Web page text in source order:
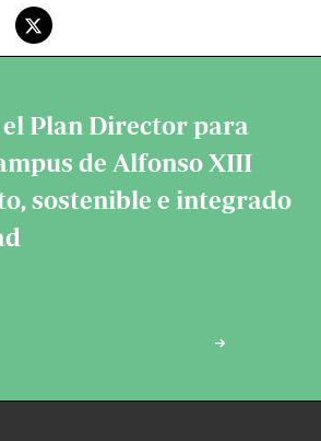
Plan Director para
de Alfonso XIII
sostenible e integrado